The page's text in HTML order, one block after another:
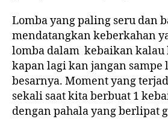
Lomba yang paling seru dan
mendatangkan keberkahan
lomba dalam kebaikan kalau
kapan lagi kan jangan sampe
besarnya. Moment yang
sekali saat kita berbuat 1
dengan pahala yang berlipat